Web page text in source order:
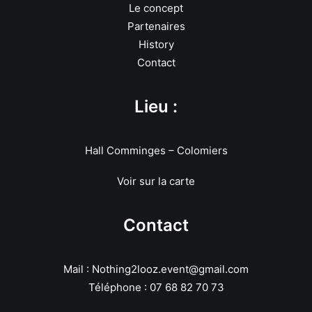
Le concept
Partenaires
History
Contact
Lieu :
Hall Comminges – Colomiers
Voir sur la carte
Contact
Mail : Nothing2looz.event@gmail.com
Téléphone : 07 68 82 70 73